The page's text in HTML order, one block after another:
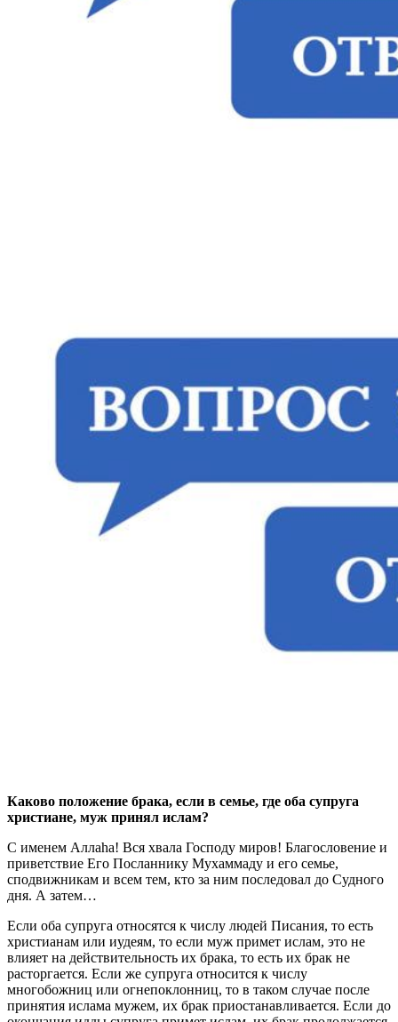
Каково положение брака, если в семье, где оба супруга
христиане, муж принял ислам?
С именем Аллаhа! Вся хвала Господу миров! Благословение и
приветствие Его Посланнику Мухаммаду и его семье,
сподвижникам и всем тем, кто за ним последовал до Судного
дня. А затем…
Если оба супруга относятся к числу людей Писания, то есть
христианам или иудеям, то если муж примет ислам, это не
влияет на действительность их брака, то есть их брак не
расторгается. Если же супруга относится к числу
многобожниц или огнепоклонниц, то в таком случае после
принятия ислама мужем, их брак приостанавливается. Если до